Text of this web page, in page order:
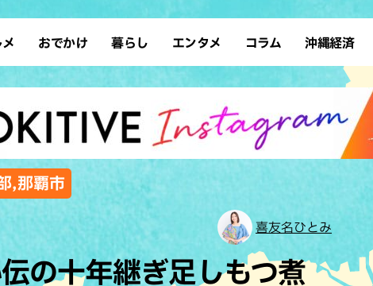
ン 沖縄そば
ウト カフェ
和食・日本料理
理
イタリアン
洋料理 フレンチ
・焼肉 焼鳥・串料理
おでかけ
デート ドライブ
散歩 ソロ活
歴史
ショッピング
サウナ 公園
暮らし
レシピ SDGs
ファッション ローカルニュース
沖縄移住 沖縄旧暦行事
エンタメ
スポーツ 占い
タレント・芸人 テレビ
コラム 沖縄経済
,那覇市
喜友名ひとみ
の十年継ぎ足しもつ煮